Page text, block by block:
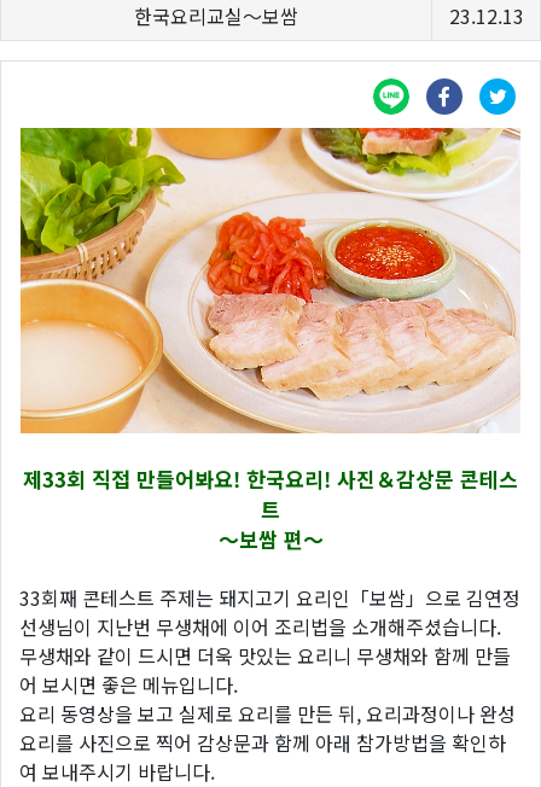
한국요리교실〜보쌈 23.12.13
제33회 직접 만들어봐요! 한국요리! 사진＆감상문 콘테스
트
～보쌈 편～
33회째 콘테스트 주제는 돼지고기 요리인「보쌈」으로 김연정
선생님이 지난번 무생채에 이어 조리법을 소개해주셨습니다.
무생채와 같이 드시면 더욱 맛있는 요리니 무생채와 함께 만들
어 보시면 좋은 메뉴입니다.
요리 동영상을 보고 실제로 요리를 만든 뒤, 요리과정이나 완성
요리를 사진으로 찍어 감상문과 함께 아래 참가방법을 확인하
여 보내주시기 바랍니다.